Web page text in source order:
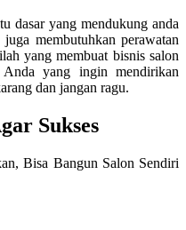
dasar yang mendukung anda
membutuhkan perawatan
yang membuat bisnis salon
yang ingin mendirikan
dan jangan ragu.
Sukses